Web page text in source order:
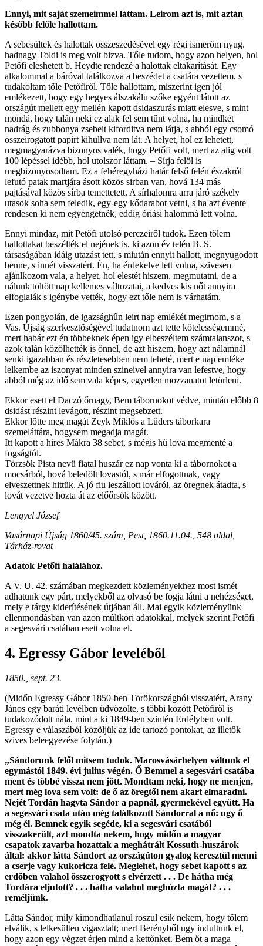
Ennyi, mit saját szemeimmel láttam. Leirom azt is, mit aztán
később felőle hallottam.
A sebesültek és halottak összeszedésével egy régi ismerőm nyug.
hadnagy Toldi is meg volt bizva. Tőle tudom, hogy azon helyen, hol
Petőfi eleshetett b. Heydte rendezé a halottak eltakarítását. Egy
alkalommal a báróval találkozva a beszédet a csatára vezettem, s
tudakoltam tőle Petőfiről. Tőle hallottam, miszerint igen jól
emlékezett, hogy egy hegyes álszakálu szőke egyént látott az
országút mellett egy mellén kapott dsidaszurás miatt elesve, s mint
mondá, hogy talán neki ez alak fel sem tűnt volna, ha mindkét
nadrág és zubbonya zsebeit kiforditva nem látja, s abból egy csomó
összeirogatott papirt kihullva nem lát. A helyet, hol ez lehetett,
megmagyarázva bizonyos valék, hogy Petőfi volt, mert az alig volt
100 lépéssel idébb, hol utolszor láttam. – Sírja felöl is
megbizonyosodtam. Ez a fehéregyházi határ felső felén északról
lefutó patak martjára ásott közös sirban van, hová 134 más
pajtásával közös sírba temettetett. A sírhalomra arra járó székely
utasok soha sem feledik, egy-egy kődarabot vetni, s ha azt évente
rendesen ki nem egyengetnék, eddig óriási halommá lett volna.
Ennyi mindaz, mit Petőfi utolsó perczeiről tudok. Ezen tőlem
hallottakat beszélték el nejének is, ki azon év telén B. S.
társaságában idáig utazást tett, s miután ennyit hallott, megnyugodott
benne, s innét visszatért. Én, ha érdekelve lett volna, szivesen
ajánlkozom vala, a helyet, hol elestét hiszem, megmutatni, de a
nálunk töltött nap kellemes változatai, a kedves kis nőt annyira
elfoglalák s igénybe vették, hogy ezt tőle nem is várhatám.
Ezen pongyolán, de igazsághűn leirt nap emlékét megirnom, s a
Vas. Újság szerkesztőségével tudatnom azt tette kötelességemmé,
mert habár ezt én többeknek épen igy elbeszéltem számtalanszor, s
azok talán közölhették is önnel, de azt hiszem, hogy azt nálamnál
senki igazabban és részletesebben nem teheté, mert e nap emléke
lelkembe az iszonyat minden szineivel annyira van lefestve, hogy
abból még az idő sem vala képes, egyetlen mozzanatot letörleni.
Ekkor esett el Daczó őrnagy, Bem tábornokot védve, miután előbb 8
dsidást részint levágott, részint megsebzett.
Ekkor lőtte meg magát Zeyk Miklós a Lüders táborkara
szemeláttára, hogysem megadja magát.
Itt kapott a hires Mákra 38 sebet, s mégis hű lova megmenté a
fogságtól.
Törzsök Pista nevü fiatal huszár ez nap vonta ki a tábornokot a
mocsárból, hová beledölt lovastól, s már elfogottnak, vagy
elveszettnek hittük. A jó fiu leszállott lováról, az öregnek átadta, s
lovát vezetve hozta át az előőrsök között.
Lengyel József
Vasárnapi Újság 1860/45. szám, Pest, 1860.11.04., 548 oldal,
Tárház-rovat
Adatok Petőfi halálához.
A V. U. 42. számában megkezdett közleményekhez most ismét
adhatunk egy párt, melyekből az olvasó be fogja látni a nehézséget,
mely e tárgy kiderítésének útjában áll. Mai egyik közleményünk
ellenmondásban van azon múltkori adatokkal, melyek szerint Petőfi
a segesvári csatában esett volna el.
4. Egressy Gábor leveléből
1850., sept. 23.
(Midőn Egressy Gábor 1850-ben Törökországból visszatért, Arany
János egy baráti levélben üdvözölte, s többi között Petőfiről is
tudakozódott nála, mint a ki 1849-ben szintén Erdélyben volt.
Egressy e válaszából közöljük az ide tartozó pontokat, az illetők
szives beleegyezése folytán.)
„Sándorunk felől mitsem tudok. Marosvásárhelyen váltunk el
egymástól 1849. évi julius végén. Ő Bemmel a segesvári csatába
ment és többé vissza nem jött. Mondtam neki, hogy ne menjen,
mert még lova sem volt: de ő az öregtől nem akart elmaradni.
Nejét Tordán hagyta Sándor a papnál, gyermekével együtt. Ha
a segesvári csata után még találkozott Sándorral a nő: ugy ő
még él. Bemnek egyik segéde, ki a segesvári csatából
visszakerült, azt mondta nekem, hogy midőn a magyar
csapatok zavarba hozattak a meghátrált Kossuth-huszárok
által: akkor látta Sándort az országúton gyalog keresztül menni
a cserje vagy kukoricza felé. Meglehet, hogy sebet kapott s az
erdőben valahol összerogyott s elvérzett . . . De hátha még
Tordára eljutott? . . . hátha valahol meghúzta magát? . . .
reméljünk.
Látta Sándor, mily kimondhatlanul roszul esik nekem, hogy tőlem
elválik, s lelkesülten vigasztalt; mert Berényből ugy indultunk el,
hogy azon egy végzet érjen mind a kettőnket. Bem őt a maga